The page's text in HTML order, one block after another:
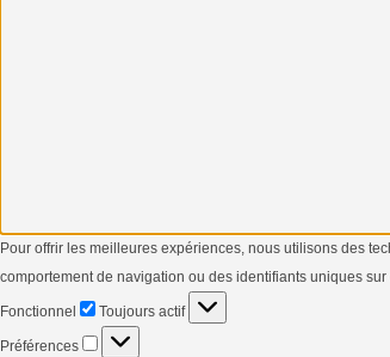
Pour offrir les meilleures expériences, nous utilisons des
comportement de navigation ou des identifiants uniques
Fonctionnel Fonctionnel
Toujours actif
Préférences Préférences